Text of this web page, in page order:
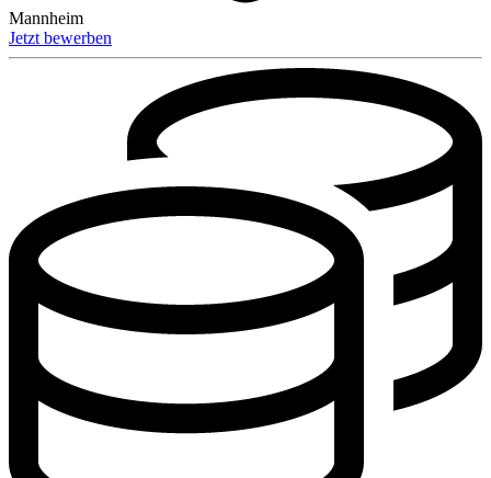
Mannheim
Jetzt bewerben